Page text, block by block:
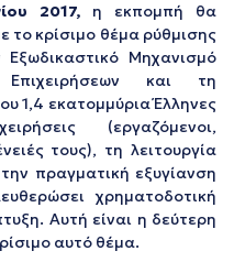
2017, η εκπομπή θα
το κρίσιμο θέμα ρύθμισης
Μηχανισμό
και τη
1,4 εκατομμύρια Έλληνες
(εργαζόμενοι,
τους), τη λειτουργία
πραγματική εξυγίανση
χρηματοδοτική
Αυτή είναι η δεύτερη
αυτό θέμα.